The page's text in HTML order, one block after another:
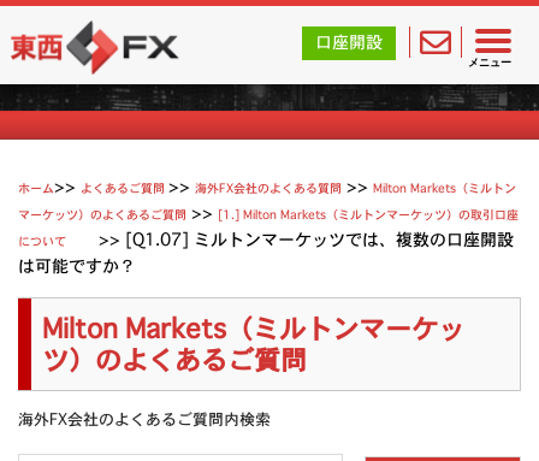
メニュー
東西FX｜海外FX会社（ブローカー）の無料口座開設サポ
口座開設
Milton Marketsのよくあるご質問
ホーム よくあるご質問 >>海外FX会社のよくある質問 >>Milton Markets（ミルトン
マーケッツ）のよくあるご質問 >> [1.] Milton Markets（ミルトンマーケッツ）の取引口座
について
>> [Q1.07] ミルトンマーケッツでは、複数の口座開設
は可能ですか？
Milton Markets（ミルトンマーケッ
ツ）のよくあるご質問
海外FX会社のよくあるご質問内検索